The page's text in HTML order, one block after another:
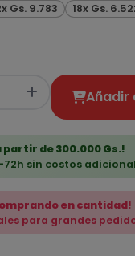
Gs. 9.783 18x Gs.
Añadir
partir de 300.000 Gs.!
72h sin costos
en cantidad!
para grandes